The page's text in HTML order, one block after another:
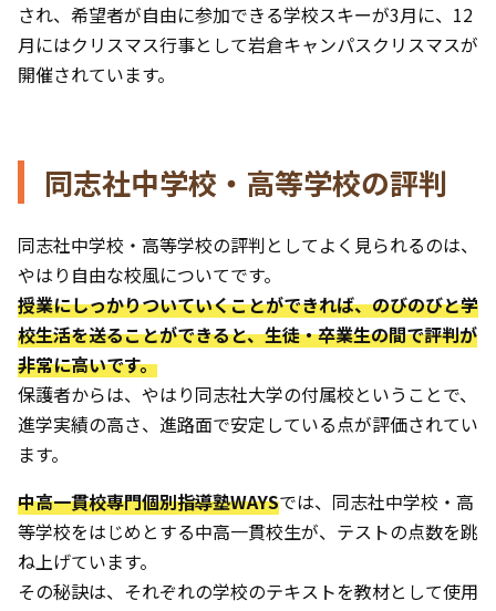
され、希望者が自由に参加できる学校スキーが3月に、12
月にはクリスマス行事として岩倉キャンパスクリスマスが
開催されています。
同志社中学校・高等学校の評判
同志社中学校・高等学校の評判としてよく見られるのは、
やはり自由な校風についてです。
授業にしっかりついていくことができれば、のびのびと学
校生活を送ることができると、生徒・卒業生の間で評判が
非常に高いです。
保護者からは、やはり同志社大学の付属校ということで、
進学実績の高さ、進路面で安定している点が評価されてい
ます。
中高一貫校専門個別指導塾WAYSでは、同志社中学校・高
等学校をはじめとする中高一貫校生が、テストの点数を跳
ね上げています。
その秘訣は、それぞれの学校のテキストを教材として使用